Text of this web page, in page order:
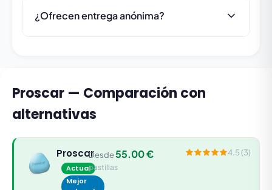
¿Ofrecen entrega anónima?
Proscar — Comparación con
alternativas
Proscar
Actual
Mejor
Desde55.00 €
pastillas
4.5 (3)